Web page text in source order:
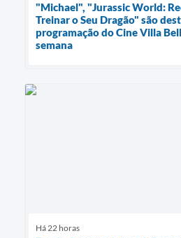
"Michael", "Jurassic World:
Treinar o Seu Dragão" são
programação do Cine Villa
semana
Há 22 horas